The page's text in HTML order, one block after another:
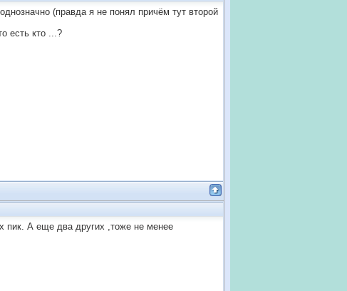
(правда я не понял причём тут второй
есть кто ...?
пик. А еще два других ,тоже не менее